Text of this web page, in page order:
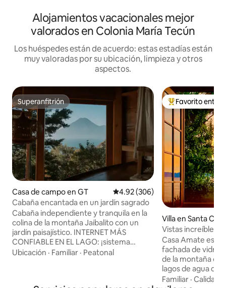
Alojamientos vacacionales mejor
valorados en Colonia María Tecún
Los huéspedes están de acuerdo: estas estadías están
muy valoradas por su ubicación, limpieza y otros
aspectos.
Superanfitrión
Superanfitrión
Casa de campo en GT Calificación promedio: 4.92 de
4.92 (306)
Cabaña encantada en un jardín sagrado
Cabaña independiente y tranquila en la
colina de la montaña Jaibalito con un
jardín paisajístico. INTERNET MÁS
CONFIABLE EN EL LAGO: ¡sistema
Starlink y solar! Hermosa cabaña
Ubicación · Familiar · Peatonal
Favorito entre
Favorito entre
Villa en Santa
a
Vistas increíbles
única
Casa Amate es
fachada de vidrio
de la montaña
lagos de agua
mundo. Con tres
Familiar ·Calidad-